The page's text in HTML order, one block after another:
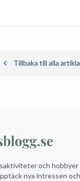
Tillbaka till alla
och hobbyer
nya intressen och